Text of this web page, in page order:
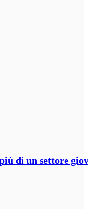
di un settore